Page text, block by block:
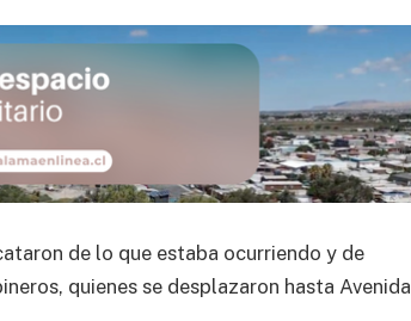
de lo que estaba ocurriendo y de
quienes se desplazaron hasta Avenida